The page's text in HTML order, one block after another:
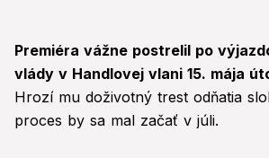
Premiéra vážne postrelil po
vlády v Handlovej vlani 15. mája
Hrozí mu doživotný trest odňatia
proces by sa mal začať v júli.